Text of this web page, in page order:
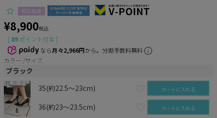
即日発送
¥8,900税込
[ 89 ポイント付与 ]
なら月々2,966円から。分割手数料無料
カラー
サイズ
ブラック
35(約22.5～23cm)
カートに入れる
36(約23～23.5cm) カートに入れる